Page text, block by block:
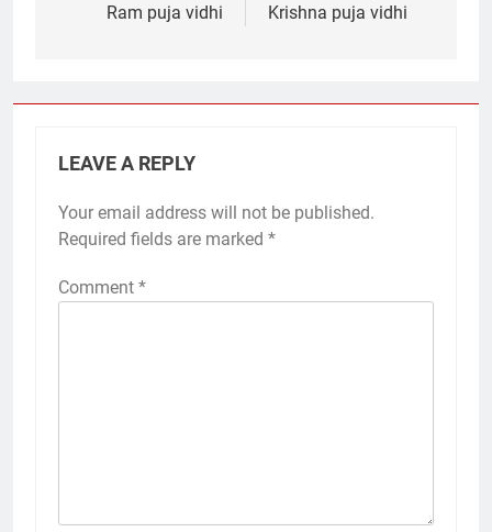
Ram puja vidhi
Krishna puja vidhi
LEAVE A REPLY
Your email address will not be published.
Required fields are marked *
Comment *